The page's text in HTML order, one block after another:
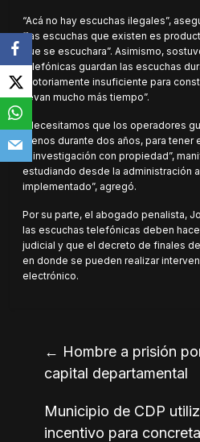
“Acá no hay escuchas ilegales”,
“las escuchas que existen es
que se escuchara”. Asimismo,
telefónicas guardan las escuchas
“notoriamente insuficiente para
llevan mucho más tiempo”.
“Necesitamos que los operadores
menos durante dos años, para
la investigación con propiedad”,
estudiando desde la administración
implementado”, agregó.
Por su parte, el abogado penalista,
las escuchas telefónicas deben
judicial y que el decreto de finales
en donde se pueden realizar
electrónico.
← Hombre a prisión
capital departamental
Municipio de CDP
incentivo para